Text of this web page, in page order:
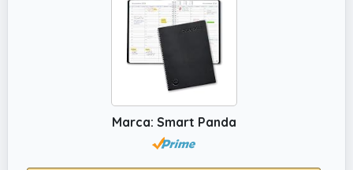
✔️ TAPA FLEXIBLE Y GOMA ELÁSTICA: Cubierta
de plástico grueso y flexible. Además, incluye
una goma elástica para proteger aún más
todo el contenido.
Marca: Smart Panda